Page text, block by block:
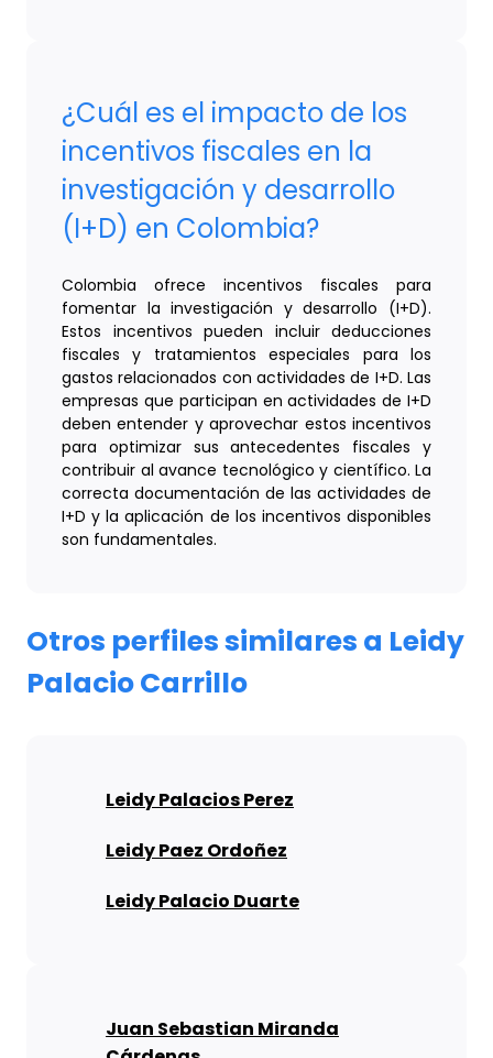
¿Cuál es el impacto de los
incentivos fiscales en la
investigación y desarrollo
(I+D) en Colombia?
Colombia ofrece incentivos fiscales para
fomentar la investigación y desarrollo (I+D).
Estos incentivos pueden incluir deducciones
fiscales y tratamientos especiales para los
gastos relacionados con actividades de I+D. Las
empresas que participan en actividades de I+D
deben entender y aprovechar estos incentivos
para optimizar sus antecedentes fiscales y
contribuir al avance tecnológico y científico. La
correcta documentación de las actividades de
I+D y la aplicación de los incentivos disponibles
son fundamentales.
Otros perfiles similares a Leidy
Palacio Carrillo
Leidy Palacios Perez
Leidy Paez Ordoñez
Leidy Palacio Duarte
Juan Sebastian Miranda